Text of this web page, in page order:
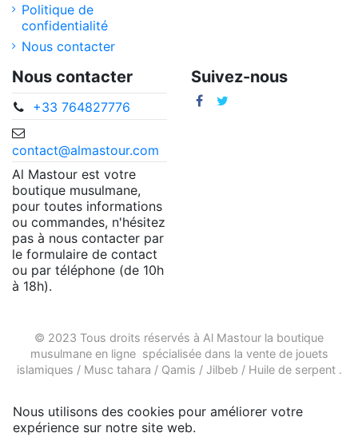
Politique de
confidentialité
Nous contacter
Nous contacter
+33 764827776
contact@almastour.com
Al Mastour est votre
boutique musulmane,
pour toutes informations
ou commandes, n'hésitez
pas à nous contacter par
le formulaire de contact
ou par téléphone (de 10h
à 18h).
Suivez-nous
© 2023 Tous droits réservés à Al Mastour la boutique
musulmane en lignespécialisée dans la vente de jouets
islamiques / Musc tahara / Qamis / Jilbeb / Huile de serpent.
Nous utilisons des cookies pour améliorer votre
expérience sur notre site web.